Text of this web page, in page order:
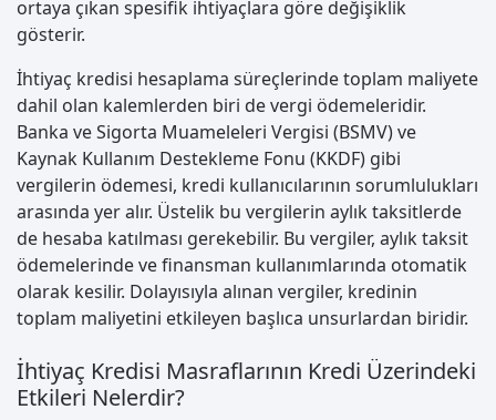
ortaya çıkan spesifik ihtiyaçlara göre değişiklik
gösterir.
İhtiyaç kredisi hesaplama süreçlerinde toplam maliyete
dahil olan kalemlerden biri de vergi ödemeleridir.
Banka ve Sigorta Muameleleri Vergisi (BSMV) ve
Kaynak Kullanım Destekleme Fonu (KKDF) gibi
vergilerin ödemesi, kredi kullanıcılarının sorumlulukları
arasında yer alır. Üstelik bu vergilerin aylık taksitlerde
de hesaba katılması gerekebilir. Bu vergiler, aylık taksit
ödemelerinde ve finansman kullanımlarında otomatik
olarak kesilir. Dolayısıyla alınan vergiler, kredinin
toplam maliyetini etkileyen başlıca unsurlardan biridir.
İhtiyaç Kredisi Masraflarının Kredi Üzerindeki
Etkileri Nelerdir?